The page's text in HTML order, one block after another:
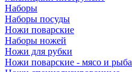
Наборы
Наборы посуды
Ножи поварские
Наборы ножей
Ножи для рубки
Ножи поварские - мясо и рыба